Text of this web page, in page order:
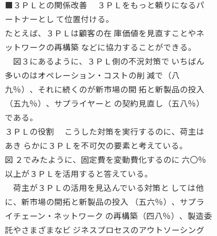
■３ＰＬとの関係改善 ３ＰＬをもっと頼りになるパ
ートナーとし て位置付ける。
たとえば、３ＰＬは顧客の在 庫価値を見直すことやネ
ットワークの再構築 などに協力することができる。
図３にあるように、３ＰＬ側の不況対策で いちばん
多いのはオペレーション・コストの削 減で（八
九％）、それに続くのが新市場の開 拓と新製品の投入
（五九％）、サプライヤーと の契約見直し（五八％）
である。
３ＰＬの役割 こうした対策を実行するのに、荷主は
あき らかに３ＰＬを不可欠の要素と考えている。
図 ２でみたように、固定費を変動費化するのに 六〇％
以上が３ＰＬを活用すると答えている。
荷主が３ＰＬの活用を見込んでいる対策と しては他
に、新市場の開拓と新製品の投入 （五六％）、サプラ
イチェーン・ネットワーク の再構築（四八％）、製造委
託やさまざまなビ ジネスプロセスのアウトソーシング